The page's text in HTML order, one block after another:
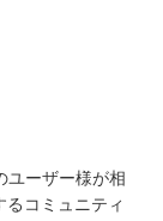
ユーザー様が相
コミュニティ